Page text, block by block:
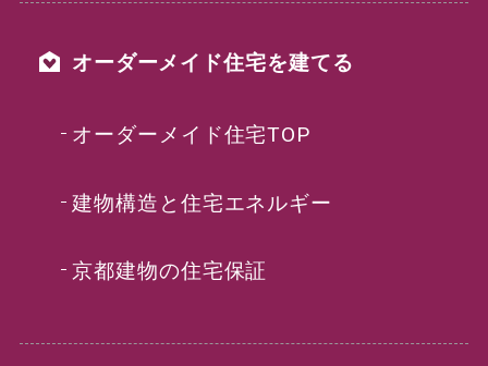
オーダーメイド住宅を建てる
オーダーメイド住宅TOP
建物構造と住宅エネルギー
京都建物の住宅保証